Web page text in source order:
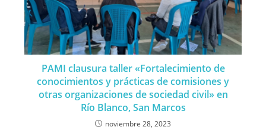
PAMI clausura taller «Fortalecimiento de
conocimientos y prácticas de comisiones y
otras organizaciones de sociedad civil» en
Río Blanco, San Marcos
noviembre 28, 2023